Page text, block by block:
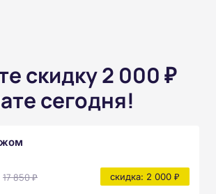
скидку 2 000 ₽
сегодня!
17 850 ₽ скидка: 2 000 ₽